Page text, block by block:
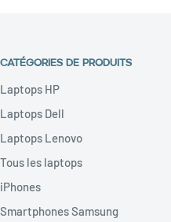
CATÉGORIES DE PRODUITS
Laptops HP
Laptops Dell
Laptops Lenovo
Tous les laptops
iPhones
Smartphones Samsung